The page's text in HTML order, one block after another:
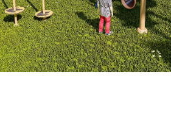
преживяване,
на децата да навлязат в
на динозаврите. Изградена
стандарти за безопасност
тази детска площадка